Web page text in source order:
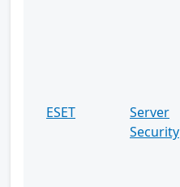
ESET
Server
Security